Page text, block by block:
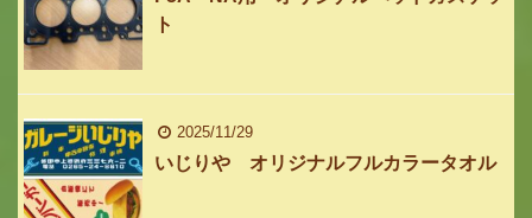
ト
2025/11/29
いじりや オリジナルフルカラータオル